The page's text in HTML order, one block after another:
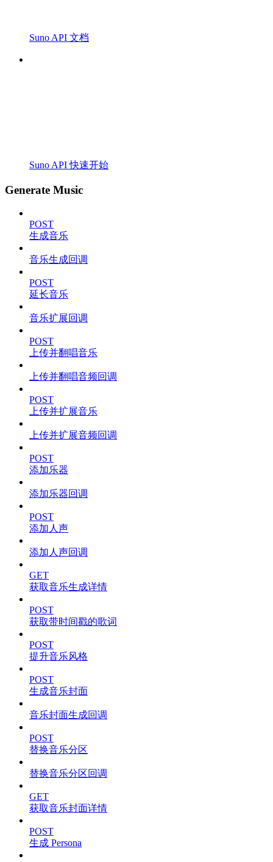
Suno API 文档
Suno API 快速开始
Generate Music
POST
生成音乐
音乐生成回调
POST
延长音乐
音乐扩展回调
POST
上传并翻唱音乐
上传并翻唱音频回调
POST
上传并扩展音乐
上传并扩展音频回调
POST
添加乐器
添加乐器回调
POST
添加人声
添加人声回调
GET
获取音乐生成详情
POST
获取带时间戳的歌词
POST
提升音乐风格
POST
生成音乐封面
音乐封面生成回调
POST
替换音乐分区
替换音乐分区回调
GET
获取音乐封面详情
POST
生成 Persona